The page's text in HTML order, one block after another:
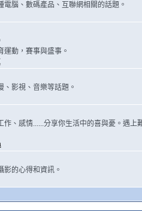
電腦、數碼產品、互聯網相關的話題。
運動，賽事與盛事。
、影視、音樂等話題。
作、感情......分享你生活中的喜與憂。遇上
影的心得和資訊。